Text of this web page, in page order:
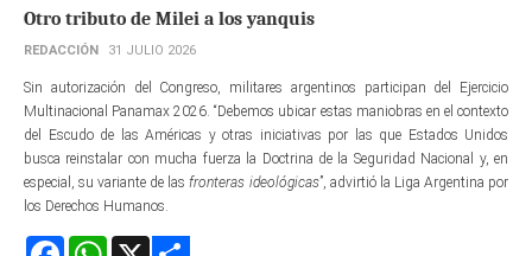
Otro tributo de Milei a los yanquis
REDACCIÓN 31 JULIO 2026
Sin autorización del Congreso, militares argentinos participan del Ejercicio
Multinacional Panamax 2026. “Debemos ubicar estas maniobras en el contexto
del Escudo de las Américas y otras iniciativas por las que Estados Unidos
busca reinstalar con mucha fuerza la Doctrina de la Seguridad Nacional y, en
especial, su variante de lasfronteras ideológicas”, advirtió la Liga Argentina por
los Derechos Humanos.
FacebookWhatsApp